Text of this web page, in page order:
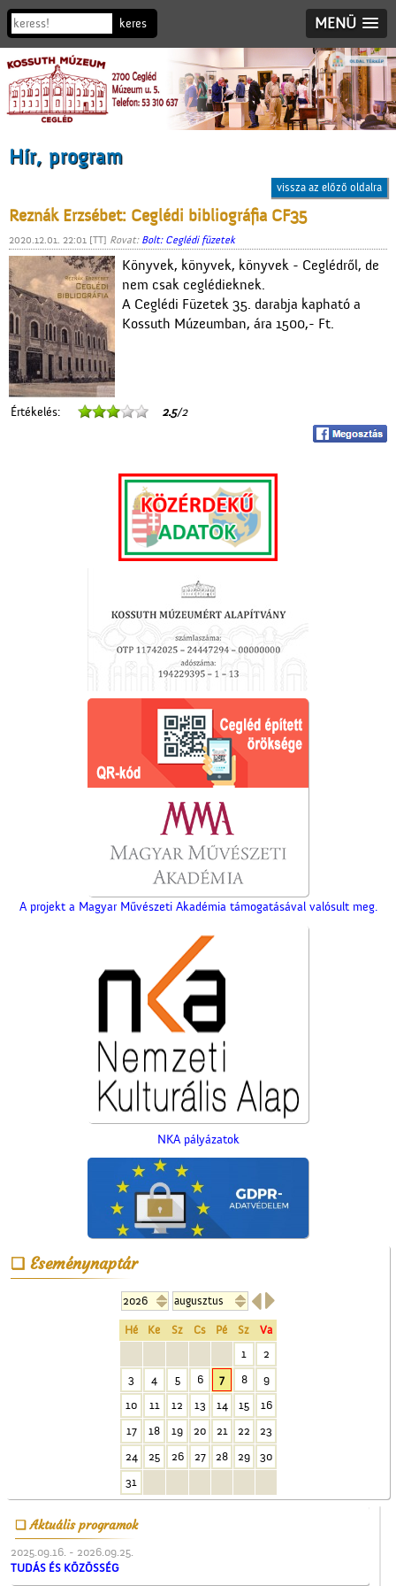
MENÜ
Hír, program
vissza az előző oldalra
Reznák Erzsébet: Ceglédi bibliográfia CF35
2020.12.01. 22:01 [TT] Rovat: Bolt: Ceglédi füzetek
Könyvek, könyvek, könyvek - Ceglédről, de
nem csak ceglédieknek.
A Ceglédi Füzetek 35. darabja kapható a
Kossuth Múzeumban, ára 1500,- Ft.
Értékelés: 2.5/2
A projekt a Magyar Művészeti Akadémia támogatásával valósult meg.
NKA pályázatok
Eseménynaptár

Hé Ke Sz Cs Pé Sz
Va
1
2
3
4 5 6 7 8
9
10
11 12 13 14 15
16
17
18 19 20 21 22
23
24
25 26 27 28 29
30
31
Aktuális programok
2025.09.16. - 2026.09.25.
TUDÁS ÉS KÖZÖSSÉG
A számolócédulák
A ceglédi molnárok, a
liszt és a szédelgő
A ceglédi teniszpályák